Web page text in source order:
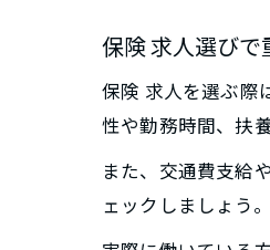
保険 求人選び
保険 求人を選ぶ際
性や勤務時間、扶
また、交通費支給
ェックしましょう